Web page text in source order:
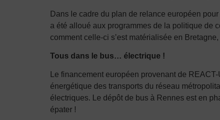
Dans le cadre du plan de relance européen
a été alloué aux programmes de la politique de
comment celle-ci s’est matérialisée en
Tous dans le bus… électrique !
Le financement européen provenant de
énergétique des transports du réseau
électriques. Le dépôt de bus à Rennes est en
épater !